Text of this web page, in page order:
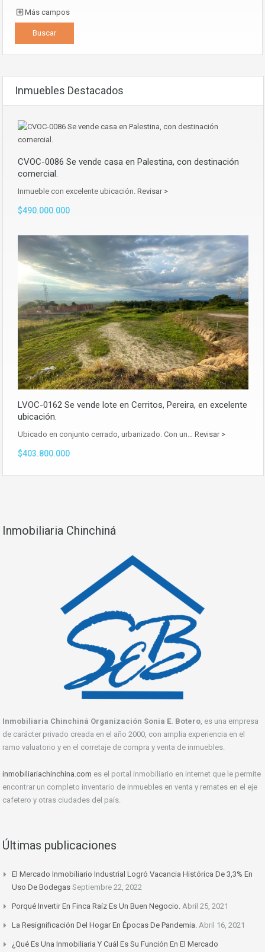
Más campos
Inmuebles Destacados
CVOC-0086 Se vende casa en Palestina, con destinación
comercial.
Inmueble con excelente ubicación. Revisar >
$490.000.000
LVOC-0162 Se vende lote en Cerritos, Pereira, en excelente
ubicación.
Ubicado en conjunto cerrado, urbanizado. Con un… Revisar >
$403.800.000
Inmobiliaria Chinchiná
Inmobiliaria Chinchiná Organización Sonia E. Botero, es una empresa
de carácter privado creada en el año 2000, con amplia experiencia en el
ramo valuatorio y en el corretaje de compra y venta de inmuebles.
inmobiliariachinchina.com es el portal inmobiliario en internet que le permite
encontrar un completo inventario de inmuebles en venta y remates en el eje
cafetero y otras ciudades del país.
Últimas publicaciones
El Mercado Inmobiliario Industrial Logró Vacancia Histórica De 3,3% En
Uso De Bodegas Septiembre 22, 2022
Porqué Invertir En Finca Raíz Es Un Buen Negocio. Abril 25, 2021
La Resignificación Del Hogar En Épocas De Pandemia. Abril 16, 2021
¿Qué Es Una Inmobiliaria Y Cuál Es Su Función En El Mercado